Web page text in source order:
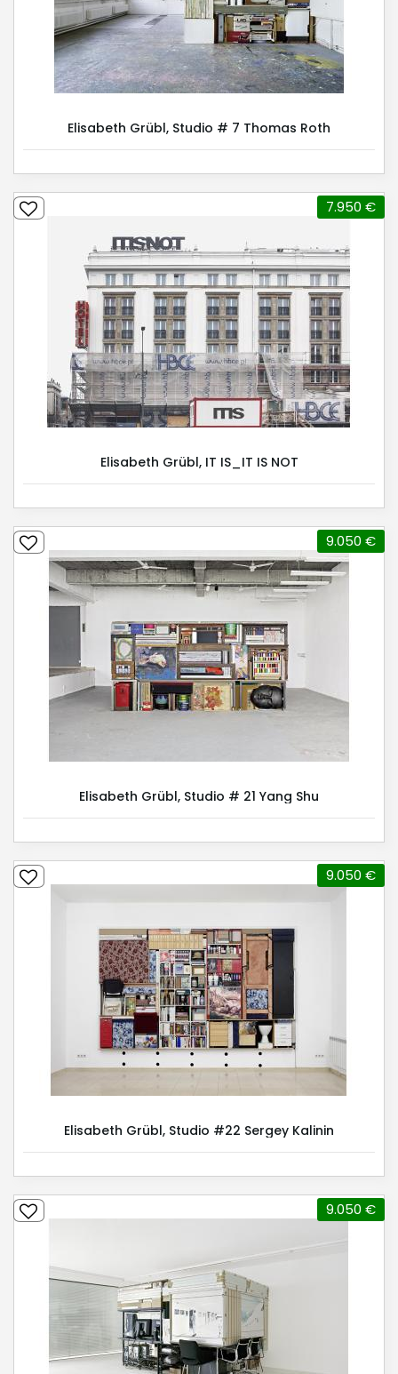
Elisabeth Grübl, Studio # 7 Thomas Roth
Elisabeth Grübl, IT IS_IT IS NOT
7.950 €
Elisabeth Grübl, Studio # 21 Yang Shu
9.050 €
Elisabeth Grübl, Studio #22 Sergey Kalinin
9.050 €
9.050 €